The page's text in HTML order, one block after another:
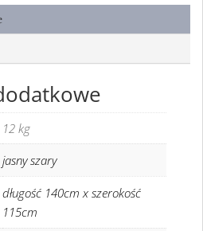
12 kg
jasny szary
długość 140cm x szerokość
115cm